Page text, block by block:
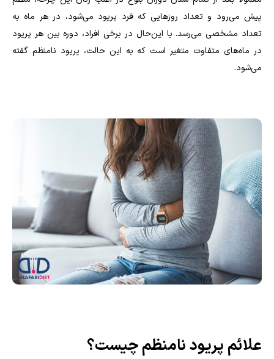
پیش می‌رود و تعداد روزهایی که فرد پریود می‌شود، در هر ماه به
تعداد مشخصی می‌رسد. با این‌حال در برخی افراد، دوره بین هر پریود
در ماه‌های متفاوت متغیر است که به این حالت، پریود نامنظم گفته
می‌شود.
علائم پریود نامنظم چیست؟